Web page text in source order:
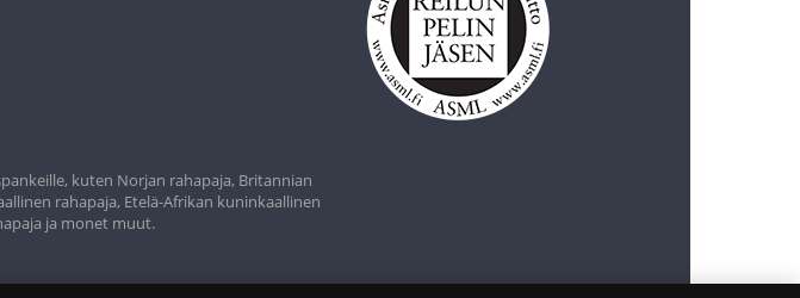
kuten Norjan rahapaja, Britannian
rahapaja, Etelä-Afrikan kuninkaallinen
ja monet muut.